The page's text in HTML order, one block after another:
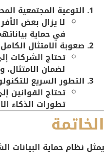
التوعية المجتمعية
لا يزال بعض
في حماية
صعوبة الامتثال
تحتاج الشركات
لضمان
التطور السريع
تحتاج القوانين
تطورات الذكاء
الخاتمة
يمثل نظام حماية البيانات